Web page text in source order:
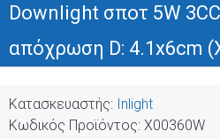
Downlight σποτ 5W
απόχρωση D: 4.1x6cm
Κατασκευαστής: Inlight
Κωδικός Προϊόντος: X00360W